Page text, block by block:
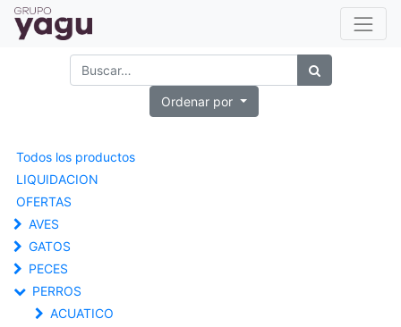
Ordenar por
Todos los productos
LIQUIDACION
OFERTAS
AVES
GATOS
PECES
PERROS
ACUATICO